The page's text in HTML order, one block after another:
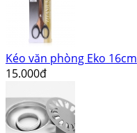
Kéo văn phòng Eko 16cm
15.000đ